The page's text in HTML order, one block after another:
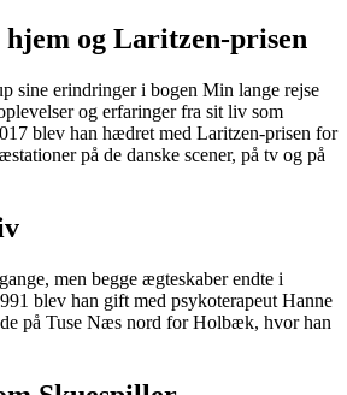
og Laritzen-prisen
sine erindringer i bogen Min lange rejse
og erfaringer fra sit liv som
blev han hædret med Laritzen-prisen for
på de danske scener, på tv og på
men begge ægteskaber endte i
blev han gift med psykoterapeut Hanne
på Tuse Næs nord for Holbæk, hvor han